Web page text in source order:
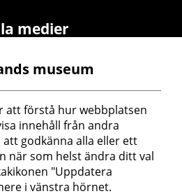
medier
museum
att förstå hur webbplatsen
innehåll från andra
godkänna alla eller ett
när som helst ändra ditt val
"Uppdatera
i vänstra hörnet.